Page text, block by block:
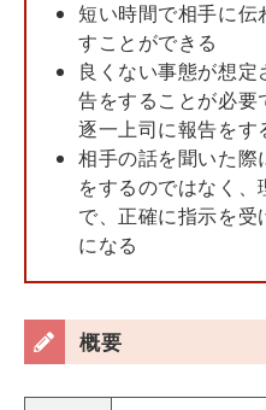
短い時間で相手に伝
すことができる
良くない事態が想定
告をすることが必要
逐一上司に報告をす
相手の話を聞いた際
をするのではなく、
で、正確に指示を受
になる
概要